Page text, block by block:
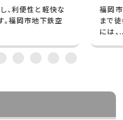
、利便性と軽快な
。福岡市地下鉄空
福岡
まで
には、